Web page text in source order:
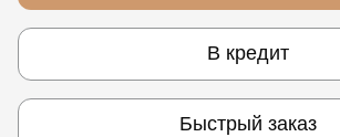
В кредит
Быстрый заказ